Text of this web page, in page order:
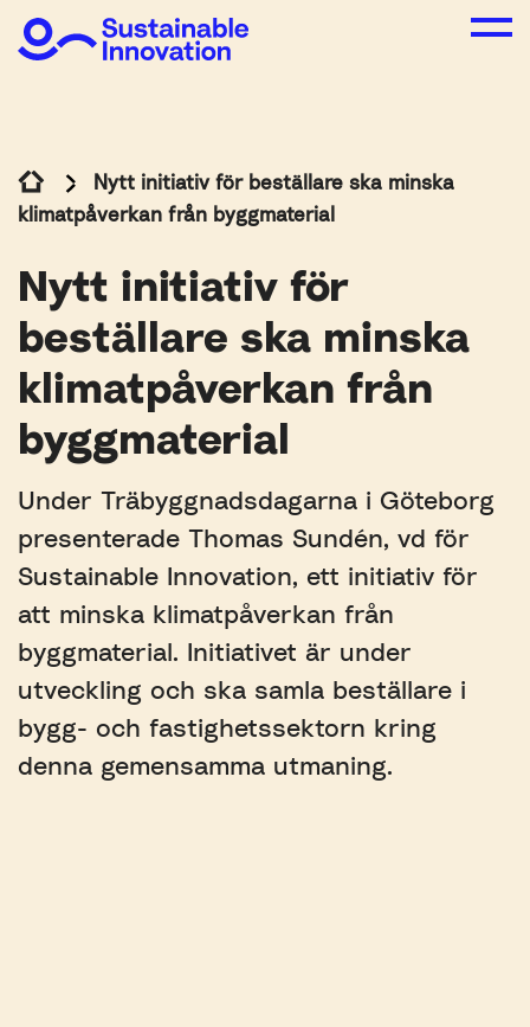
Nytt initiativ för beställare ska minska
klimatpåverkan från byggmaterial
Nytt initiativ för
beställare ska minska
klimatpåverkan från
byggmaterial
Under Träbyggnadsdagarna i Göteborg
presenterade Thomas Sundén, vd för
Sustainable Innovation, ett initiativ för
att minska klimatpåverkan från
byggmaterial. Initiativet är under
utveckling och ska samla beställare i
bygg- och fastighetssektorn kring
denna gemensamma utmaning.